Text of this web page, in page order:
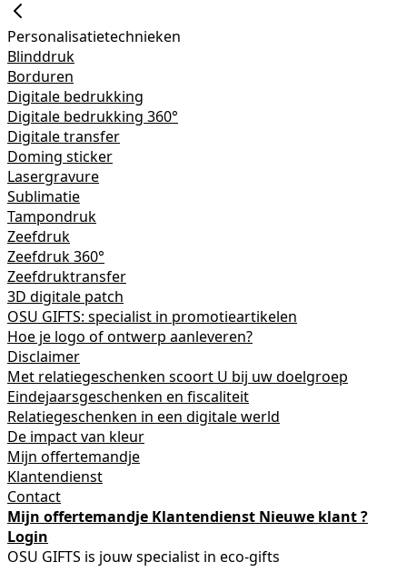
Personalisatietechnieken
Blinddruk
Borduren
Digitale bedrukking
Digitale bedrukking 360°
Digitale transfer
Doming sticker
Lasergravure
Sublimatie
Tampondruk
Zeefdruk
Zeefdruk 360°
Zeefdruktransfer
3D digitale patch
OSU GIFTS: specialist in promotieartikelen
Hoe je logo of ontwerp aanleveren?
Disclaimer
Met relatiegeschenken scoort U bij uw doelgroep
Eindejaarsgeschenken en fiscaliteit
Relatiegeschenken in een digitale werld
De impact van kleur
Mijn offertemandje
Klantendienst
Contact
Mijn offertemandje Klantendienst Nieuwe klant ?
Login
OSU GIFTS is jouw specialist in eco-gifts